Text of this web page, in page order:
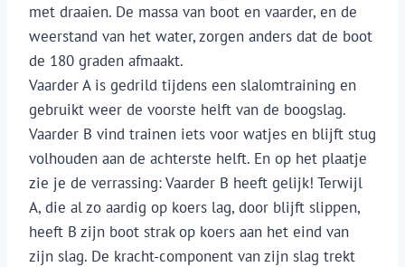
met draaien. De massa van boot en vaarder, en de
weerstand van het water, zorgen anders dat de boot
de 180 graden afmaakt.
Vaarder A is gedrild tijdens een slalomtraining en
gebruikt weer de voorste helft van de boogslag.
Vaarder B vind trainen iets voor watjes en blijft stug
volhouden aan de achterste helft. En op het plaatje
zie je de verrassing: Vaarder B heeft gelijk! Terwijl
A, die al zo aardig op koers lag, door blijft slippen,
heeft B zijn boot strak op koers aan het eind van
zijn slag. De kracht-component van zijn slag trekt